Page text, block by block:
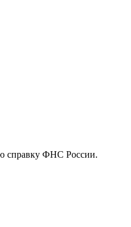
справку ФНС России.